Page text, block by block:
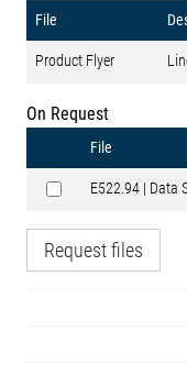
File
Product Flyer
On Request
File
E522.94 | Data
Request files